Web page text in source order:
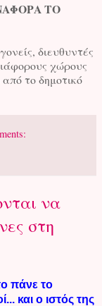
ΤΟ
διευθυντές
χώρους
το δημοτικό
να
στη
πάνε το
και ο ιστός της